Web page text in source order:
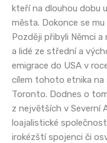
kteří na dlouhou dobu
města. Dokonce se
Později přibyli Němci a
a lidé ze střední a
emigrace do USA v
cílem tohoto etnika na
Toronto. Dodnes o
z největších v Severní
loajalistické
irokézští spojenci či